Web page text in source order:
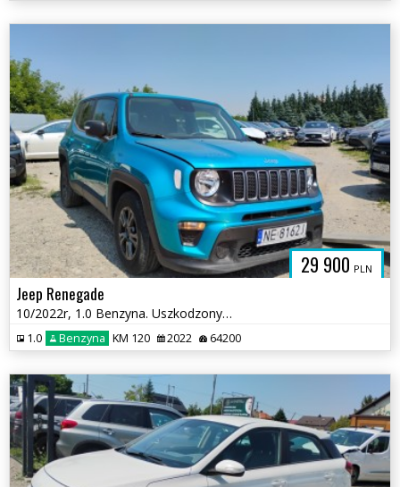
29 900 PLN
Jeep Renegade
10/2022r, 1.0 Benzyna. Uszkodzony lewy bok. Pali.
1.0 Benzyna KM 120 2022 64200